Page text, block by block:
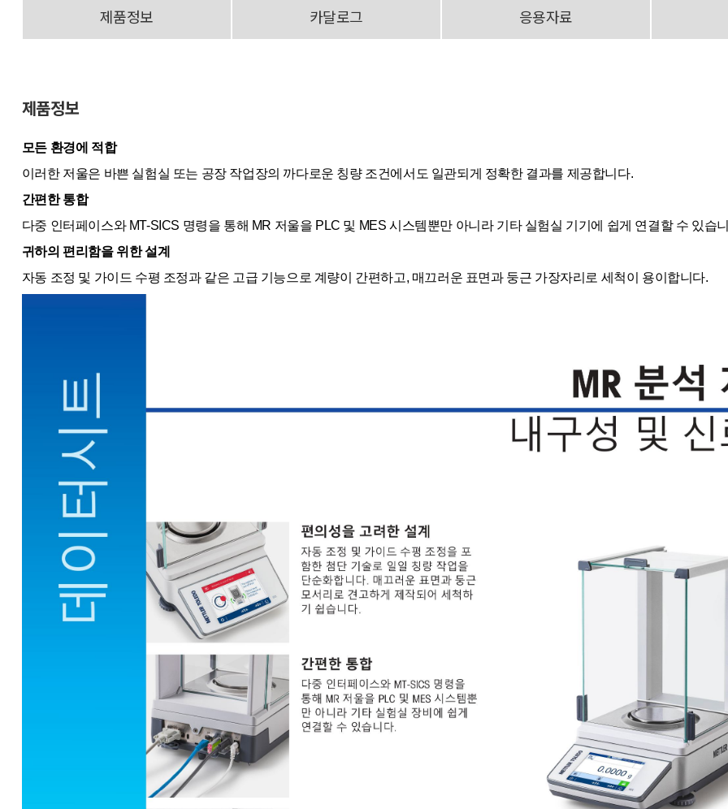
제품정보 카달로그 응용자료
제품정보
모든 환경에 적합
이러한 저울은 바쁜 실험실 또는 공장 작업장의 까다로운 칭량 조건에서도 일관되게 정확한 결과를 제공합니다.
간편한 통합
다중 인터페이스와 MT-SICS 명령을 통해 MR 저울을 PLC 및 MES 시스템뿐만 아니라 기타 실험실 기기에 쉽게 연결할 수 있습
귀하의 편리함을 위한 설계
자동 조정 및 가이드 수평 조정과 같은 고급 기능으로 계량이 간편하고, 매끄러운 표면과 둥근 가장자리로 세척이 용이합니다.